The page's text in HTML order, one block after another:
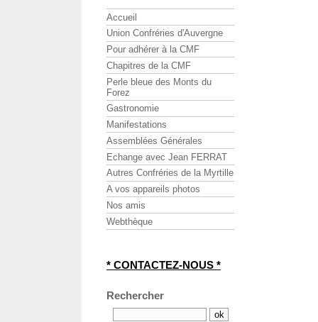
Accueil
Union Confréries d'Auvergne
Pour adhérer à la CMF
Chapitres de la CMF
Perle bleue des Monts du
Forez
Gastronomie
Manifestations
Assemblées Générales
Echange avec Jean FERRAT
Autres Confréries de la Myrtille
A vos appareils photos
Nos amis
Webthèque
* CONTACTEZ-NOUS *
Rechercher